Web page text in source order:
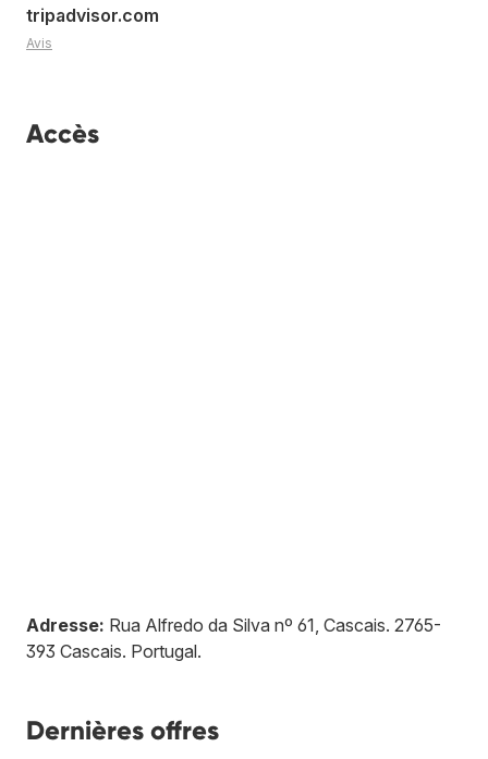
tripadvisor.com
Avis
Accès
Adresse: Rua Alfredo da Silva nº 61, Cascais. 2765-
393 Cascais. Portugal.
Dernières offres